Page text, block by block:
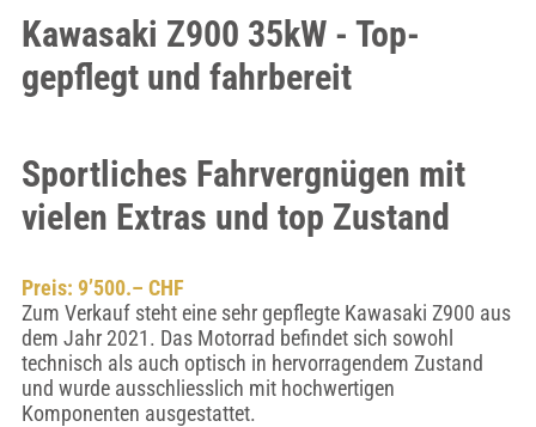
Kawasaki Z900 35kW - Top-
gepflegt und fahrbereit
Sportliches Fahrvergnügen mit
vielen Extras und top Zustand
Preis: 9’500.– CHF
Zum Verkauf steht eine sehr gepflegte Kawasaki Z900 aus
dem Jahr 2021. Das Motorrad befindet sich sowohl
technisch als auch optisch in hervorragendem Zustand
und wurde ausschliesslich mit hochwertigen
Komponenten ausgestattet.